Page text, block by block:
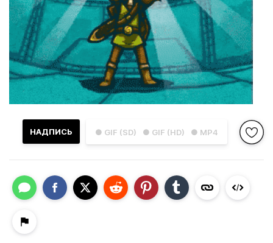
● GIF (SD) ● GIF (HD) ● MP4
НАДПИСЬ